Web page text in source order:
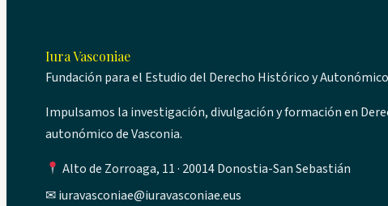
Iura Vasconiae
Fundación para el Estudio del Derecho Histórico y
Impulsamos la investigación, divulgación y formación en
autonómico de Vasconia.
Alto de Zorroaga, 11 · 20014 Donostia-San Sebastián
✉iuravasconiae@iuravasconiae.eus